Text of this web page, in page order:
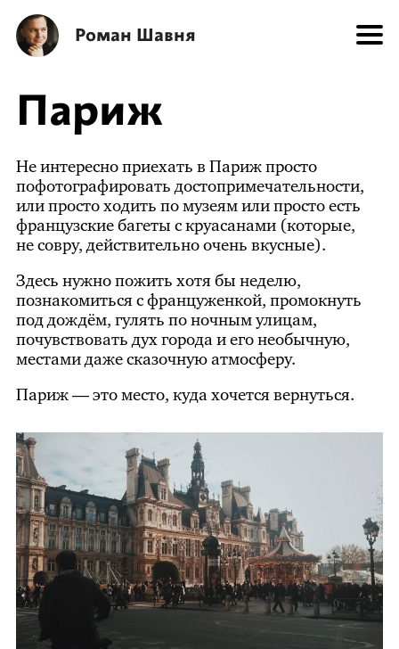
Роман Шавня
Париж
Не интересно приехать в Париж просто
пофотографировать достопримечательности,
или просто ходить по музеям или просто есть
французские багеты с круасанами (которые,
не совру, действительно очень вкусные).
Здесь нужно пожить хотя бы неделю,
познакомиться с француженкой, промокнуть
под дождём, гулять по ночным улицам,
почувствовать дух города и его необычную,
местами даже сказочную атмосферу.
Париж — это место, куда хочется вернуться.